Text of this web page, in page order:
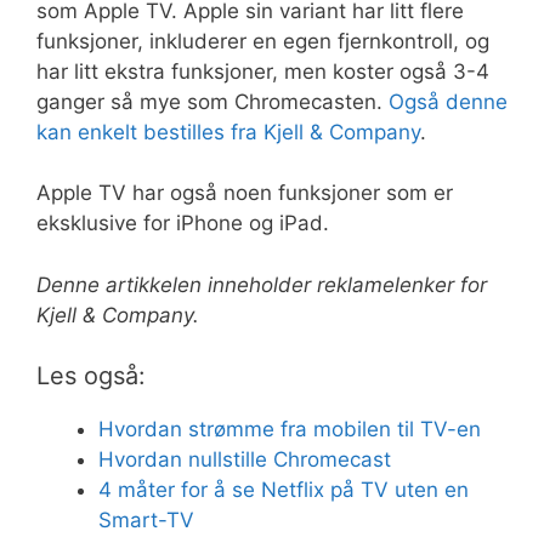
som Apple TV. Apple sin variant har litt flere
funksjoner, inkluderer en egen fjernkontroll, og
har litt ekstra funksjoner, men koster også 3-4
ganger så mye som Chromecasten. Også denne
kan enkelt bestilles fra Kjell & Company.
Apple TV har også noen funksjoner som er
eksklusive for iPhone og iPad.
Denne artikkelen inneholder reklamelenker for
Kjell & Company.
Les også:
Hvordan strømme fra mobilen til TV-en
Hvordan nullstille Chromecast
4 måter for å se Netflix på TV uten en
Smart-TV